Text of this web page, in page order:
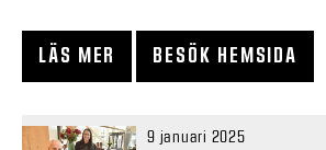
LÄS MER BESÖK HEMSIDA
9 januari 2025